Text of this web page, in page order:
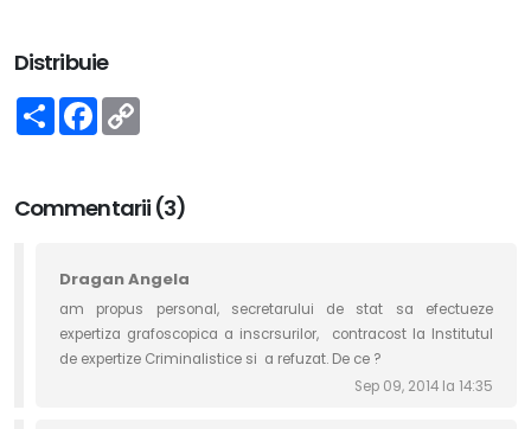
Distribuie
Share Facebook
Commentarii (3)
Dragan Angela
am propus personal, secretarului de stat sa efectueze
expertiza grafoscopica a inscrsurilor, contracost la Institutul
de expertize Criminalistice si a refuzat. De ce ?
Sep 09, 2014 la 14:35